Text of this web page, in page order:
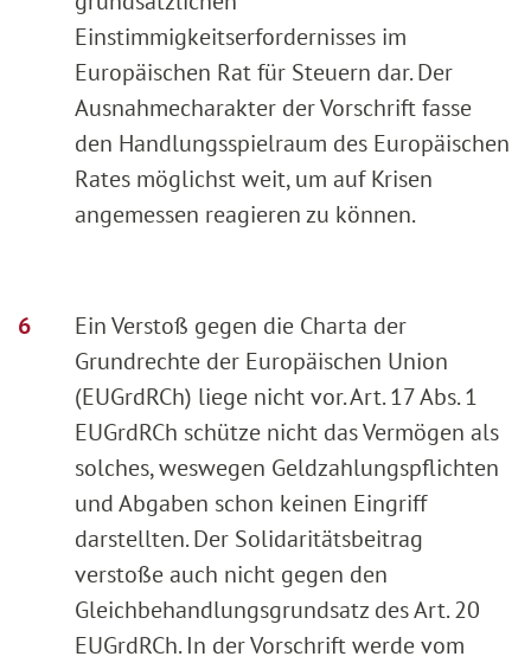
Einstimmigkeitserfordernisses im
Europäischen Rat für Steuern dar. Der
Ausnahmecharakter der Vorschrift fasse
den Handlungsspielraum des Europäischen
Rates möglichst weit, um auf Krisen
angemessen reagieren zu können.
Ein Verstoß gegen die Charta der
Grundrechte der Europäischen Union
(EUGrdRCh) liege nicht vor. Art. 17 Abs. 1
EUGrdRCh schütze nicht das Vermögen als
solches, weswegen Geldzahlungspflichten
und Abgaben schon keinen Eingriff
darstellten. Der Solidaritätsbeitrag
verstoße auch nicht gegen den
Gleichbehandlungsgrundsatz des Art. 20
EUGrdRCh. In der Vorschrift werde vom